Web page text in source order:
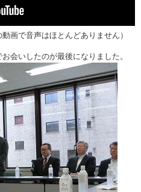
画で音声はほとんどありません）
会いしたのが最後になりました。